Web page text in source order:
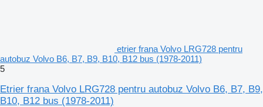
etrier frana Volvo LRG728 pentru
autobuz Volvo B6, B7, B9, B10, B12 bus (1978-2011)
5
Etrier frana Volvo LRG728 pentru autobuz Volvo B6, B7, B9,
B10, B12 bus (1978-2011)